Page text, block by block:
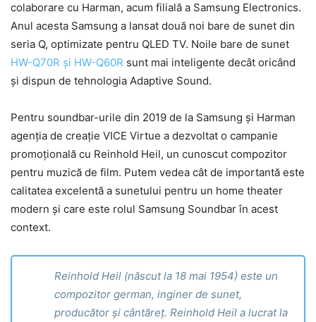
colaborare cu Harman, acum filială a Samsung Electronics.
Anul acesta Samsung a lansat două noi bare de sunet din
seria Q, optimizate pentru QLED TV. Noile bare de sunet
HW-Q70R și HW-Q60R sunt mai inteligente decât oricând
și dispun de tehnologia Adaptive Sound.
Pentru soundbar-urile din 2019 de la Samsung și Harman
agenția de creație VICE Virtue a dezvoltat o campanie
promoțională cu Reinhold Heil, un cunoscut compozitor
pentru muzică de film. Putem vedea cât de importantă este
calitatea excelentă a sunetului pentru un home theater
modern și care este rolul Samsung Soundbar în acest
context.
Reinhold Heil (născut la 18 mai 1954) este un
compozitor german, inginer de sunet,
producător și cântăreț. Reinhold Heil a lucrat la